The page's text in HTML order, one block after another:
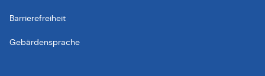
Barrierefreiheit
Gebärdensprache